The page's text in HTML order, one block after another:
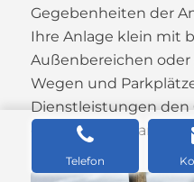
Gegebenheiten der
Ihre Anlage klein mit
Außenbereichen
Wegen und
Dienstleistungen den
entsprechend an.
Telefon